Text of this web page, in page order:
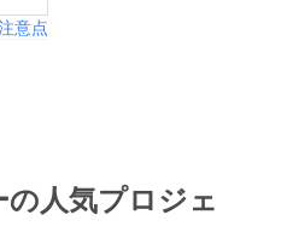
意点
人気プロジェ